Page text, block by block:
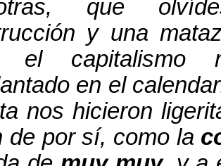
que
y una
el capitalismo
en el
nos hicieron
de por sí, como la